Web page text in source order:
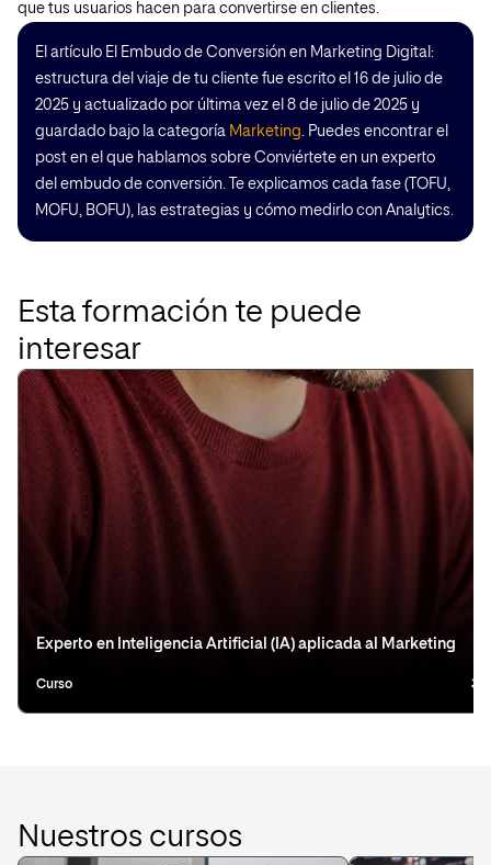
que tus usuarios hacen para convertirse en clientes.
El artículo El Embudo de Conversión en Marketing Digital:
estructura del viaje de tu cliente fue escrito el 16 de julio de
2025 y actualizado por última vez el 8 de julio de 2025 y
guardado bajo la categoría Marketing. Puedes encontrar el
post en el que hablamos sobre Conviértete en un experto
del embudo de conversión. Te explicamos cada fase (TOFU,
MOFU, BOFU), las estrategias y cómo medirlo con Analytics.
Esta formación te puede
interesar
Experto en Inteligencia Artificial (IA) aplicada al Marketing
Curso 3
Nuestros cursos